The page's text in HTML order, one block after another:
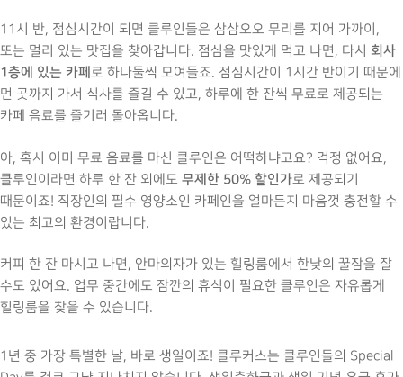
11시 반, 점심시간이 되면 클루인들은 삼삼오오 무리를 지어 가까이,
또는 멀리 있는 맛집을 찾아갑니다. 점심을 맛있게 먹고 나면, 다시 회사
1층에 있는 카페 로 하나둘씩 모여들죠. 점심시간이 1시간 반이기 때문에
먼 곳까지 가서 식사를 즐길 수 있고, 하루에 한 잔씩 무료로 제공되는
카페 음료를 즐기러 돌아옵니다.
아, 혹시 이미 무료 음료를 마신 클루인은 어떡하냐고요? 걱정 없어요,
클루인이라면 하루 한 잔 외에도 무제한 50% 할인가로 제공되기
때문이죠! 직장인의 필수 영양소인 카페인을 얼마든지 마음껏 충전할 수
있는 최고의 환경이랍니다.
커피 한 잔 마시고 나면, 안마의자가 있는 힐링룸에서 한낮의 꿀잠을 잘
수도 있어요. 업무 중간에도 잠깐의 휴식이 필요한 클루인은 자유롭게
힐링룸을 찾을 수 있습니다.
1년 중 가장 특별한 날, 바로 생일이죠! 클루커스는 클루인들의 Special